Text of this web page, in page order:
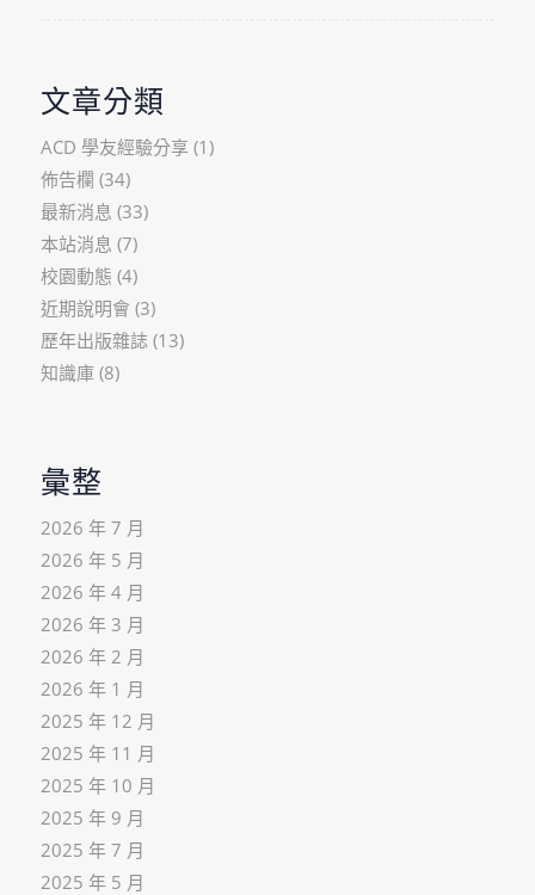
文章分類
ACD 學友經驗分享 (1)
佈告欄 (34)
最新消息 (33)
本站消息 (7)
校園動態 (4)
近期說明會(3)
歷年出版雜誌 (13)
知識庫 (8)
彙整
2026 年 7 月
2026 年 5 月
2026 年 4 月
2026 年 3 月
2026 年 2 月
2026 年 1 月
2025 年 12 月
2025 年 11 月
2025 年 10 月
2025 年 9 月
2025 年 7 月
2025 年 5 月